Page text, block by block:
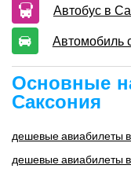
Автобус в
Автомобиль
Основные
Саксония
дешевые авиабилеты
дешевые авиабилеты